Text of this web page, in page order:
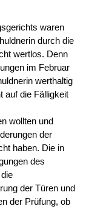
waren
durch die
wertlos. Denn
im Februar
werthaltig
auf die Fälligkeit
wollten und
der
haben. Die in
des
der Türen und
der Prüfung, ob